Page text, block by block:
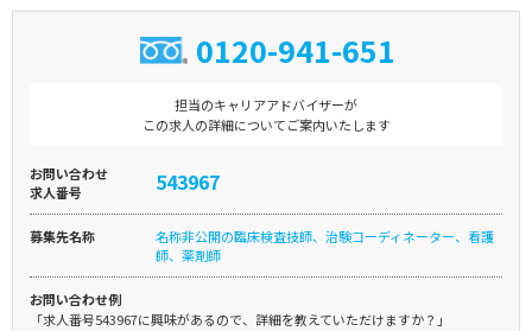
0120-941-651
担当のキャリアアドバイザーが
この求人の詳細についてご案内いたします
お問い合わせ
求人番号
543967
募集先名称
名称非公開の臨床検査技師、治験コーディネーター、看護
師、薬剤師
お問い合わせ例
「求人番号543967に興味があるので、詳細を教えていただけますか？」